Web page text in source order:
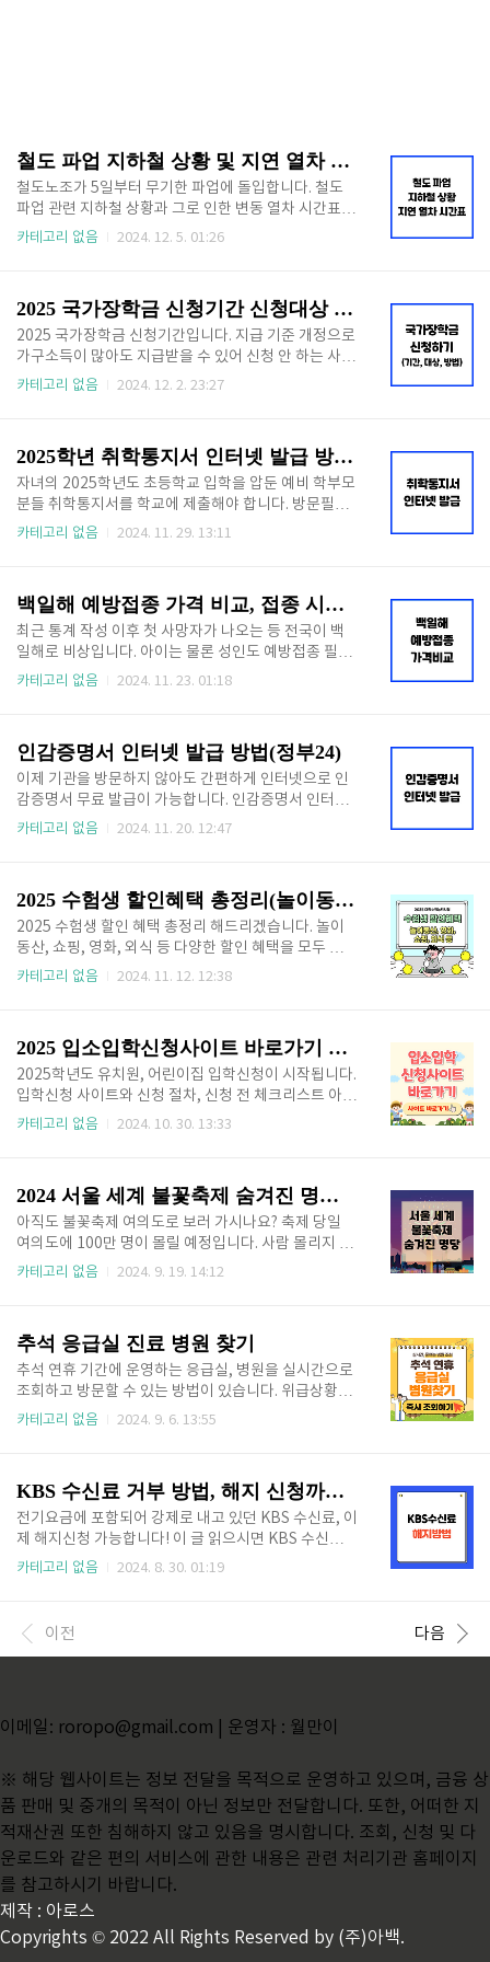
철도 파업 지하철 상황 및 지연 열차 시간표 알아보기
철도노조가 5일부터 무기한 파업에 돌입합니다. 철도
파업 관련 지하철 상황과 그로 인한 변동 열차 시간표,
대체 수단까지 알아보겠습니다. 아래에서 바로 알아보
공사 노조 파업으로 지하철 1호선 ~ 8호선이 영향을 받
을 예정입니다. 따라서 5일부터는 실시간으로 변동되는
지하철 운행시간을 잘 알아야 불편을 최소화할 수 있습
니다. 아래에서 실시간 지하철 운행 시간표 확인하세
요. 🔻실시간 변동되는 시간표 확인하세요!🔻실시간
대체 수단..
카테고리 없음 2024. 12. 5. 01:26
2025 국가장학금 신청기간 신청대상 및 방법
2025 국가장학금 신청기간입니다. 지급 기준 개정으로
가구소득이 많아도 지급받을 수 있어 신청 안 하는 사람
이 손해입니다. 최소 100만원 부터 전액까지 받을 수 있
차 2025 국가장학금 신청기간2025 국가장학금 1차 신
청기간이 시작되었습니다. Ⅰ유형과 Ⅱ유형 모두 지금
접수 중이니 신청 기간 확인하고 아래 신청 바로가기로
지금 바로 접수하세요! 🔻신청안하면 손해 보는🔻국가
장학금 신청 바로가기👆 ✅ 국가장학금 신청일정 : 20
카테고리 없음 2024. 12. 2. 23:27
2025학년 취학통지서 인터넷 발급 방법 (온라인 제출 가능!)
자녀의 2025학년도 초등학교 입학을 압둔 예비 학부모
분들 취학통지서를 학교에 제출해야 합니다. 방문필요
없이 인터넷으로 취학통지서 발급하는 방법 알려드리
지서 인터넷 발급 방법 알아보겠습니다. 정부 24에서
발급이 가능하며 출력하여 예비소집일에 학교에 서류
제출하시면 됩니다. 서울지역이라면 다음 정부 24 말고
아래서 알려드리는 서울시 민원 서비스 이용하세요! 아
래 취학통지서 인터넷 발급 바로가기로 즉시 발급 받으
수 있습니다. ..
카테고리 없음 2024. 11. 29. 13:11
백일해 예방접종 가격 비교, 접종 시기 총정리
최근 통계 작성 이후 첫 사망자가 나오는 등 전국이 백
일해로 비상입니다. 아이는 물론 성인도 예방접종 필수
로 해야 하는데 이왕이면 최저가로 알아보고 접종하세
예방접종 가격 비교백일해 예방접종 가격은 최저 2만 7
천 원 ~ 최고 10만 원까지 병원마다 가격이 달라서 미리
알아보고 가는 것이 좋습니다.병원 별 백일해 예방접종
가격 비교는 아래 버튼을 통하여 비교 가능합니다. 모르
고 가서 비싸게 접종하지 마시고 최저가 병원 찾아 최대
카테고리 없음 2024. 11. 23. 01:18
인감증명서 인터넷 발급 방법(정부24)
이제 기관을 방문하지 않아도 간편하게 인터넷으로 인
감증명서 무료 발급이 가능합니다. 인감증명서 인터넷
발급 방법과 주의사항 살펴보고 바로 발급 진행하세요.
급 바로가기👆 목차 인감증명서 인터넷 발급인감증명
서를 온라인으로 발급해 주는 서비스는 최근 도입되어
아직 모르시는 분들이 많습니다. 정부 24에서 무료로
인터넷 발급이 가능합니다. 아래 정부 24 바로가기를
통하여 인감증명서 인터넷 발급받으세요. 🔻 인감증명
니다. 인터..
카테고리 없음 2024. 11. 20. 12:47
2025 수험생 할인혜택 총정리(놀이동산, 영화, 쇼핑 등)
2025 수험생 할인 혜택 총정리 해드리겠습니다. 놀이
동산, 쇼핑, 영화, 외식 등 다양한 할인 혜택을 모두 정리
했습니다. 아래에서 자세한 내용 확인하시고 평생 한번
원인 에버랜드에서 수험생 본인과 동반 1인까지 65%
할인 된 가격에 놀이공원을 이용할 수 있습니다. 에버랜
드에서 수험생 할인 혜택으로 즐거운 하루를 보내며 수
능 스트레스를 날려보세요! 에버랜드 할인 쿠폰 받기
👆 2. 롯데월드 : 수험생 본인 50% 할인 실내 놀이공
카테고리 없음 2024. 11. 12. 12:38
2025 입소입학신청사이트 바로가기 신청방법
2025학년도 유치원, 어린이집 입학신청이 시작됩니다.
입학신청 사이트와 신청 절차, 신청 전 체크리스트 아래
에서 확인하시면 신청 당일 온라인으로 간편하게 신청
차 2025 입소입학 신청 사이트 바로가기2025학년도
유치원, 어린이집 입소입학 신청은 유보통합포털인 입
소입학 신청사이트에서 신청할 수 있습니다. 지금 사전
회원가입 기간이니 미리 사이트 방문하여 회원가입 진
행해 두면 신청일에 빠르게 입소입학 신청이 가능합니
튼 누르면 ..
카테고리 없음 2024. 10. 30. 13:33
2024 서울 세계 불꽃축제 숨겨진 명당 추천
아직도 불꽃축제 여의도로 보러 가시나요? 축제 당일
여의도에 100만 명이 몰릴 예정입니다. 사람 몰리지 않
고 여유롭게 관람 가능한 서울 세계 불꽃축제 숨겨진 명
est7 알려드리겠습니다. 7곳의 불꽃축제 명당 모두 각
각 다른 매력을 가지고 있으니 아래 리스트 확인하시고
위치나 취향에 맞는 곳을 선택하여 불꽃축제를 즐겨보
세요. 🎇 2024 서울 세계 불꽃축제 명당 best7 ✨ 1.
여의도 한강공원 2024 서울 세계 불꽃축제의 메인 축
카테고리 없음 2024. 9. 19. 14:12
추석 응급실 진료 병원 찾기
추석 연휴 기간에 운영하는 응급실, 병원을 실시간으로
조회하고 방문할 수 있는 방법이 있습니다. 위급상황에
병원 찾아 다니느라 시간 낭비하지 마시고 지금 바로 조
봐 걱정되시나요? 한시가 급한 상황에서 여기저기 찾아
다니며 발 동동 구르지 않고 추석 응급실, 진료하는 병
원 실시간으로 바로 찾을 수 있습니다. 아래 보건복지부
에서 제공하는 응급의료포털 E-gen 사이트(http://ww
w.e-gen.or.kr)에서 추석 연휴 응급실, 진료중인 병원
진료중인 병원 또는 진료 예정인 병원 미리 확인..
카테고리 없음 2024. 9. 6. 13:55
KBS 수신료 거부 방법, 해지 신청까지 빠르게!
전기요금에 포함되어 강제로 내고 있던 KBS 수신료, 이
제 해지신청 가능합니다! 이 글 읽으시면 KBS 수신료
거부방법(해지 신청방법) 빠르게 확인하실 수 있습니
요! 🔽 월 2,500원 절약 가능 🔽해지신청 바로가기
👆 목차 KBS 수신료 거부방법 최근 TV를 보지 않고 O
로 납부해야 했지만 이제는 조건이 충족된다면 KBS 수
신료 거부방법 및 해지방법은 3가지 방법이 있습니다. ..
카테고리 없음 2024. 8. 30. 01:19
이전 다음
이메일: roropo@gmail.com | 운영자 : 월만이
※ 해당 웹사이트는 정보 전달을 목적으로 운영하고 있으며, 금융 상
품 판매 및 중개의 목적이 아닌 정보만 전달합니다. 또한, 어떠한 지
적재산권 또한 침해하지 않고 있음을 명시합니다. 조회, 신청 및 다
운로드와 같은 편의 서비스에 관한 내용은 관련 처리기관 홈페이지
를 참고하시기 바랍니다.
제작 : 아로스
Copyrights © 2022 All Rights Reserved by (주)아백.